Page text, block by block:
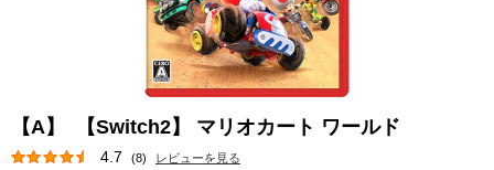
【A】 【Switch2】 マリオカート ワールド
4.7 (8) レビューを見る